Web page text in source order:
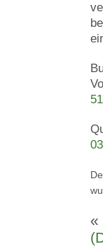
«